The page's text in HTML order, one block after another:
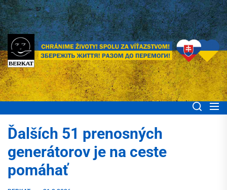
Skip
to
the
content
BERKAT Spoločne
pomáhame ľuďom
Ukrajiny
Chránime životy! Spolu za víťazstvom! Збережіть життя! Разом до
перемоги!
Ďalších 51 prenosných
generátorov je na ceste
pomáhať